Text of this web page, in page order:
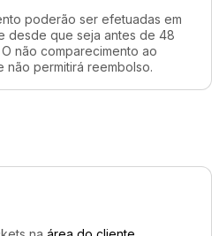
poderão ser efetuadas em
desde que seja antes de 48
não comparecimento ao
permitirá reembolso.